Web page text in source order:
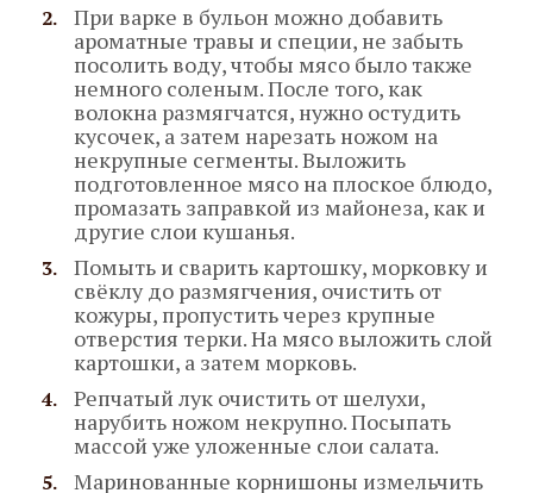
При варке в бульон можно добавить
ароматные травы и специи, не забыть
посолить воду, чтобы мясо было также
немного соленым. После того, как
волокна размягчатся, нужно остудить
кусочек, а затем нарезать ножом на
некрупные сегменты. Выложить
подготовленное мясо на плоское блюдо,
промазать заправкой из майонеза, как и
другие слои кушанья.
Помыть и сварить картошку, морковку и
свёклу до размягчения, очистить от
кожуры, пропустить через крупные
отверстия терки. На мясо выложить слой
картошки, а затем морковь.
Репчатый лук очистить от шелухи,
нарубить ножом некрупно. Посыпать
массой уже уложенные слои салата.
Маринованные корнишоны измельчить